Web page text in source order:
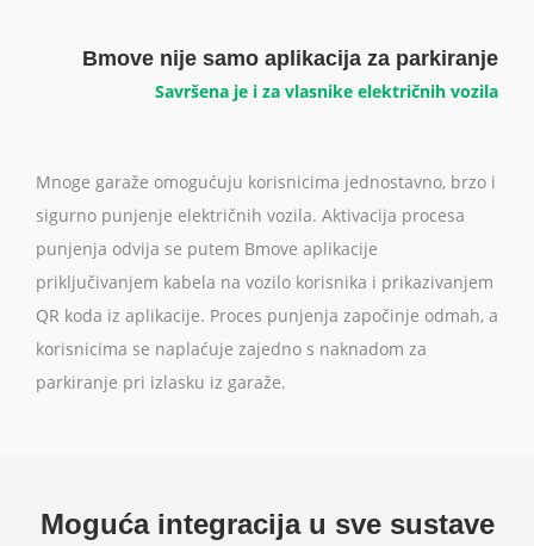
Bmove nije samo aplikacija za parkiranje
Savršena je i za vlasnike električnih vozila
Mnoge garaže omogućuju korisnicima jednostavno, brzo i
sigurno punjenje električnih vozila. Aktivacija procesa
punjenja odvija se putem Bmove aplikacije
priključivanjem kabela na vozilo korisnika i prikazivanjem
QR koda iz aplikacije. Proces punjenja započinje odmah, a
korisnicima se naplaćuje zajedno s naknadom za
parkiranje pri izlasku iz garaže.
Moguća integracija u sve sustave